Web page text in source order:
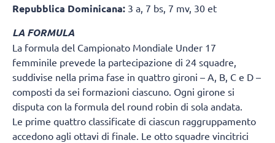
Repubblica Dominicana: 3 a, 7 bs, 7 mv, 30 et
LA FORMULA
La formula del Campionato Mondiale Under 17
femminile prevede la partecipazione di 24 squadre,
suddivise nella prima fase in quattro gironi – A, B, C e D –
composti da sei formazioni ciascuno. Ogni girone si
disputa con la formula del round robin di sola andata.
Le prime quattro classificate di ciascun raggruppamento
accedono agli ottavi di finale. Le otto squadre vincitrici